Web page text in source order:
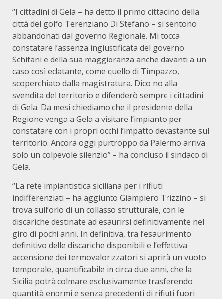
“I cittadini di Gela – ha detto il primo cittadino della
città del golfo Terenziano Di Stefano – si sentono
abbandonati dal governo Regionale. Mi tocca
constatare l’assenza ingiustificata del governo
Schifani e della sua maggioranza anche davanti a un
caso così eclatante, come quello di Timpazzo,
scoperchiato dalla magistratura. Dico no alla
svendita del territorio e difenderò sempre i cittadini
di Gela. Da mesi chiediamo che il presidente della
Regione venga a Gela a visitare l’impianto per
constatare con i propri occhi l’impatto devastante sul
territorio. Ancora oggi purtroppo da Palermo arriva
solo un colpevole silenzio” – ha concluso il sindaco di
Gela.
“La rete impiantistica siciliana per i rifiuti
indifferenziati – ha aggiunto Giampiero Trizzino – si
trova sull’orlo di un collasso strutturale, con le
discariche destinate ad esaurirsi definitivamente nel
giro di pochi anni. In definitiva, tra l’esaurimento
definitivo delle discariche disponibili e l’effettiva
accensione dei termovalorizzatori si aprirà un vuoto
temporale, quantificabile in circa due anni, che la
Sicilia potrà colmare esclusivamente trasferendo
quantità enormi e senza precedenti di rifiuti fuori